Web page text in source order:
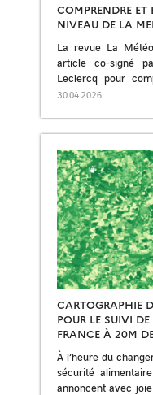
COMPRENDRE ET
NIVEAU DE LA
La revue La
article co-signé
Leclercq pour
observations dans
30.04.2026
CARTOGRAPHIE
POUR LE SUIVI
FRANCE À 20M
À l’heure du
sécurité
annoncent avec